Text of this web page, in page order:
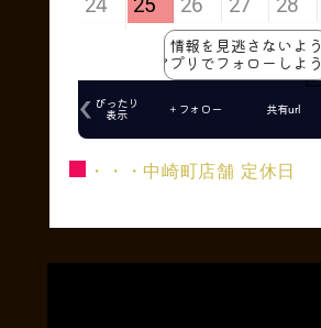
■ ・・・中崎町店舗 定休日